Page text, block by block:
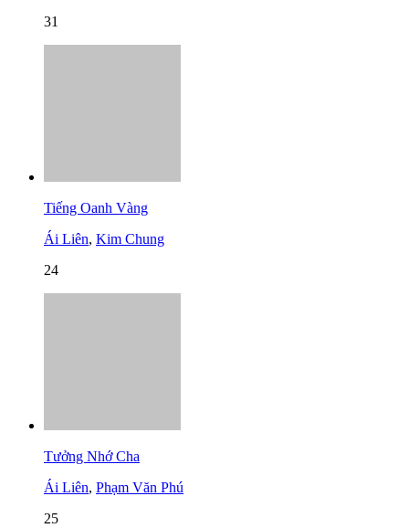
31
Tiếng Oanh Vàng
Ái Liên, Kim Chung
24
Tưởng Nhớ Cha
Ái Liên, Phạm Văn Phú
25